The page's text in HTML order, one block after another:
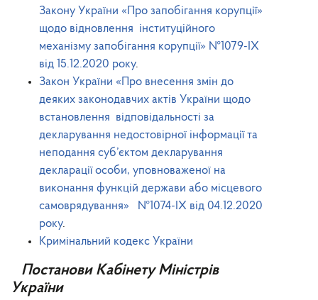
Закону України «Про запобігання корупції»
щодо відновлення інституційного
механізму запобігання корупції» №1079-ІХ
від 15.12.2020 року.
Закон України «Про внесення змін до
деяких законодавчих актів України щодо
встановлення відповідальності за
декларування недостовірної інформації та
неподання суб’єктом декларування
декларації особи, уповноваженої на
виконання функцій держави або місцевого
самоврядування»
№1074-ІХ від 04.12.2020
року.
Кримінальний кодекс України
Постанови Кабінету Міністрів
України